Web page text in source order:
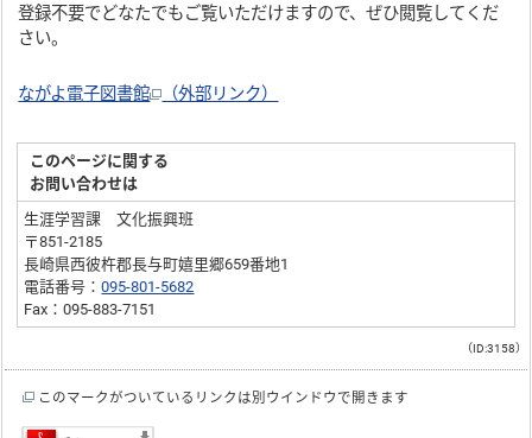
登録不要でどなたでもご覧いただけますので、ぜひ閲覧してくだ
さい。
ながよ電子図書館 （外部リンク）
このページに関する
お問い合わせは
生涯学習課 文化振興班
〒851-2185
長崎県西彼杵郡長与町嬉里郷659番地1
電話番号：095-801-5682
Fax：095-883-7151
（ID:3158）
このマークがついているリンクは別ウインドウで開きます